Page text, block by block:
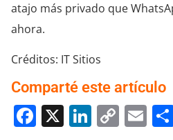
atajo más privado que
ahora.
Créditos: IT Sitios
Comparté este artículo
Facebook
X Copy